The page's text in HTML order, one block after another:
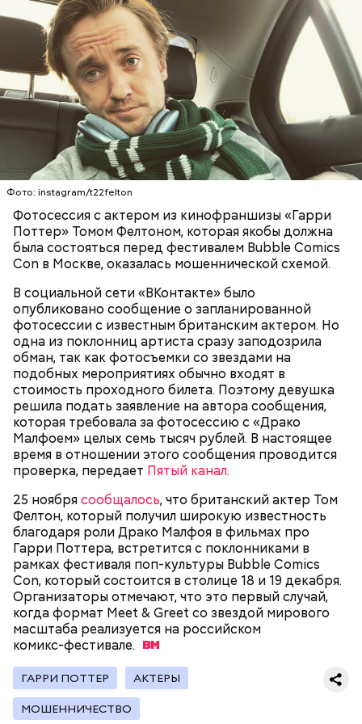
Фото: instagram/t22felton
Фотосессия с актером из кинофраншизы «Гарри
Поттер» Томом Фелтоном, которая якобы должна
была состояться перед фестивалем Bubble Comics
Con в Москве, оказалась мошеннической схемой.
В социальной сети «ВКонтакте» было
опубликовано сообщение о запланированной
фотосессии с известным британским актером. Но
одна из поклонниц артиста сразу заподозрила
обман, так как фотосъемки со звездами на
подобных мероприятиях обычно входят в
стоимость проходного билета. Поэтому девушка
решила подать заявление на автора сообщения,
которая требовала за фотосессию с «Драко
Малфоем» целых семь тысяч рублей. В настоящее
время в отношении этого сообщения проводится
проверка, передает Пятый канал.
25 ноябрясообщалось, что британский актер Том
Фелтон, который получил широкую известность
благодаря роли Драко Малфоя в фильмах про
Гарри Поттера, встретится с поклонниками в
рамках фестиваля поп-культуры Bubble Comics
Con, который состоится в столице 18 и 19 декабря.
Организаторы отмечают, что это первый случай,
когда формат Meet & Greet со звездой мирового
масштаба реализуется на российском
комикс-фестивале.
ГАРРИ ПОТТЕР АКТЕРЫ
МОШЕННИЧЕСТВО
При встрече с шаровой молнией важно не
нужно застыть на месте и не двигаться;
нельзя ни в коем случае махать руками;
не стоит пытаться «поймать» молнию или
потрогать, особенно металлическими
предметами.
— Может пробить заряд на человека. Нужно вести
себя очень осторожно, будто увидели дикого
зверя, затаиться, — добавил академик.
— Первые двое суток мы постоянно были на ногах.
Каждые два часа ездили делать замеры радиации.
Время от выезда до выезда — на отдых. Работа и
есть работа. Ее надо выполнять, — говорит он.
После получения предельно допустимой дозы
радиации Макеева вывели из 30-километровой
зоны отчуждения, где он до 3 мая проверял на
уровень радиационной зараженности
автотранспорт.
Одним из запоминающихся событий того периода
для Макеева стал футбольный матч между
киевским «Динамо» и мадридским «Атлетико»,
который состоялся 3 мая в Киеве. Полк Макеева жил
в палатках в лесу около Варовичей, в 12 километрах
от Припяти. А солдатам очень хотелось увидеть
трансляцию матча. Макеев поехал к секретарю
партийной организации колхоза и попросил
одолжить телевизор.
Множество людей совершают паломнические
поездки, чтобы поклониться мощам Святителя
Николая, которые находятся в Италии. 19 декабря
отмечается Никола Зимний, а 22 мая Никола вешний
или летний. Этот день установлен в память об
обретении его мощей.
Молитва Николаю чудотворцу
скорбех скорый помощниче!